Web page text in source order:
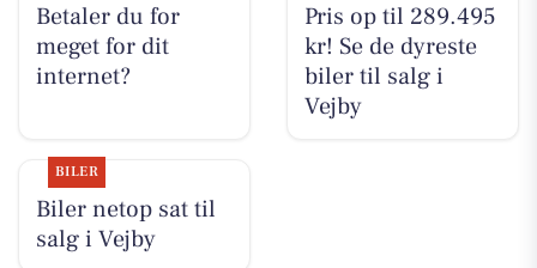
Betaler du for
meget for dit
internet?
Pris op til 289.495
kr! Se de dyreste
biler til salg i
Vejby
BILER
Biler netop sat til
salg i Vejby